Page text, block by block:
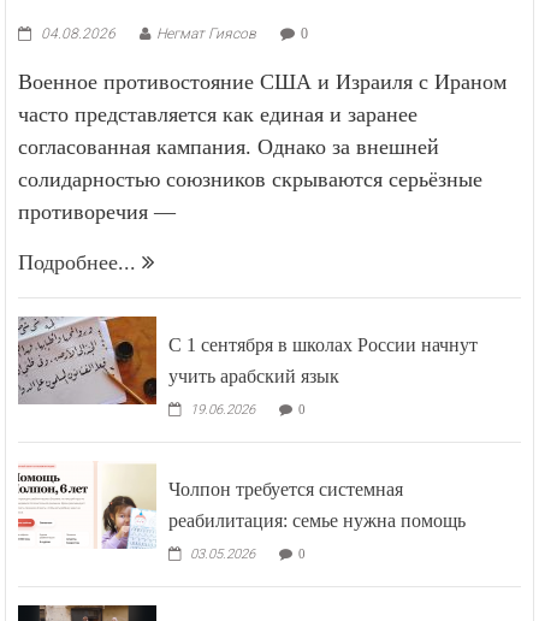
04.08.2026 Негмат Гиясов 0
Военное противостояние США и Израиля с Ираном
часто представляется как единая и заранее
согласованная кампания. Однако за внешней
солидарностью союзников скрываются серьёзные
противоречия —
Подробнее...
С 1 сентября в школах России начнут
учить арабский язык
19.06.2026 0
Чолпон требуется системная
реабилитация: семье нужна помощь
03.05.2026 0